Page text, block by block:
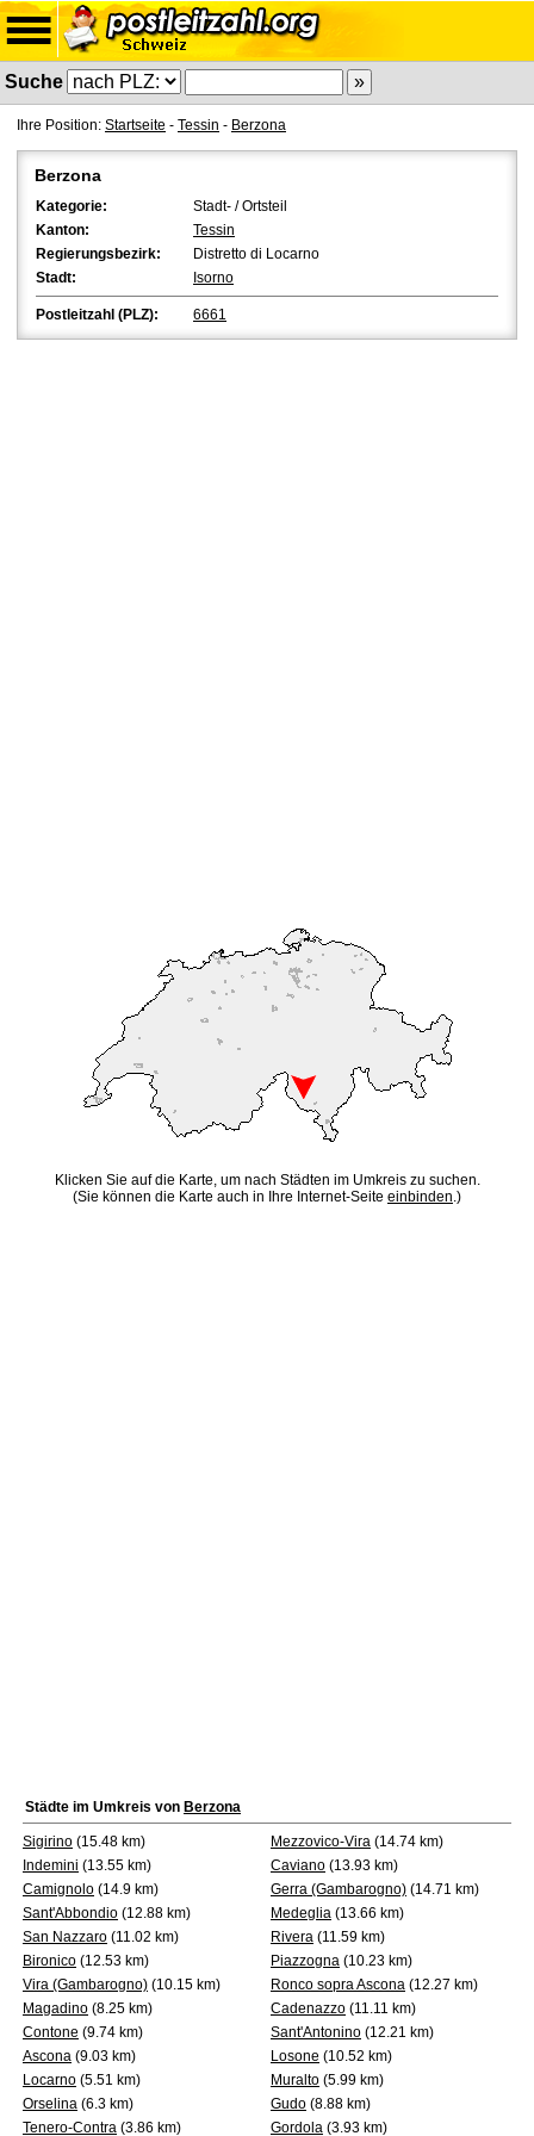
Suche
Ihre Position: Startseite - Tessin - Berzona
Berzona
Kategorie:
Stadt- / Ortsteil
Kanton:
Tessin
Regierungsbezirk:
Distretto di Locarno
Stadt:
Isorno
Postleitzahl (PLZ): 6661
Klicken Sie auf die Karte, um nach Städten im Umkreis zu suchen.
(Sie können die Karte auch in Ihre Internet-Seite einbinden.)
Städte im Umkreis von Berzona
Sigirino (15.48 km) Mezzovico-Vira (14.74 km)
Indemini (13.55 km) Caviano (13.93 km)
Camignolo (14.9 km) Gerra (Gambarogno) (14.71 km)
Sant'Abbondio (12.88 km) Medeglia (13.66 km)
San Nazzaro (11.02 km) Rivera (11.59 km)
Bironico (12.53 km) Piazzogna (10.23 km)
Vira (Gambarogno) (10.15 km) Ronco sopra Ascona (12.27 km)
Magadino (8.25 km) Cadenazzo (11.11 km)
Contone (9.74 km) Sant'Antonino (12.21 km)
Ascona (9.03 km) Losone (10.52 km)
Locarno (5.51 km) Muralto (5.99 km)
Orselina (6.3 km) Gudo (8.88 km)
Tenero-Contra (3.86 km) Gordola (3.93 km)